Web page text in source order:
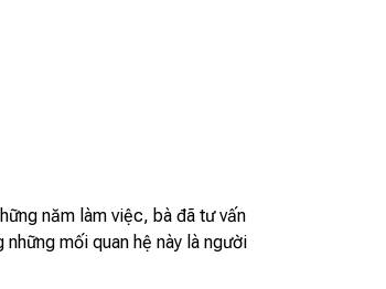
năm làm việc, bà đã tư vấn
mối quan hệ này là người